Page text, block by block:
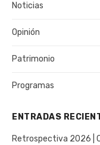
Noticias
Opinión
Patrimonio
Programas
ENTRADAS
Retrospectiva 2026 |